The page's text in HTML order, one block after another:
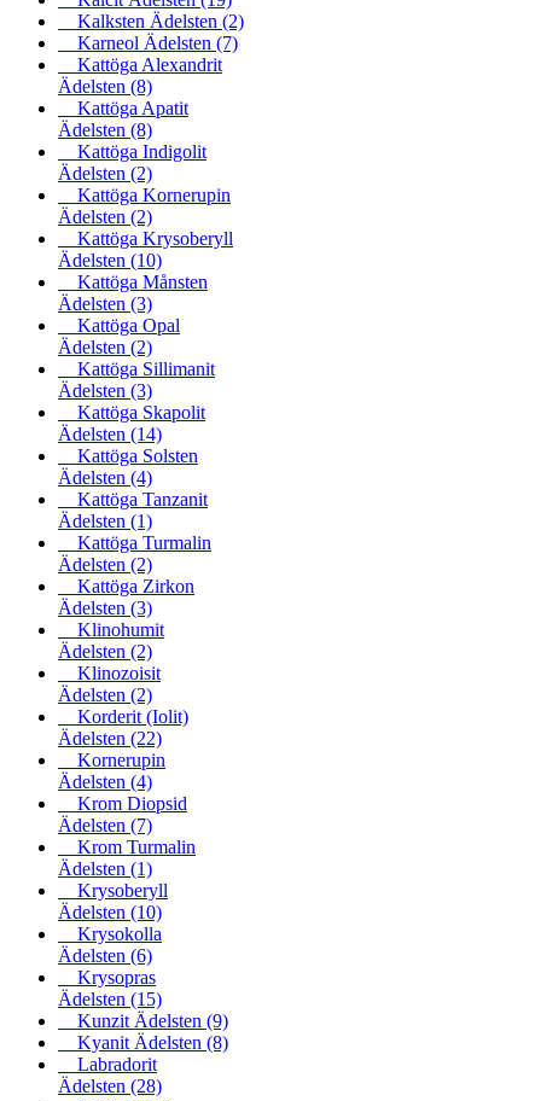
Kalksten Ädelsten (2)
Karneol Ädelsten (7)
Kattöga Alexandrit
Ädelsten (8)
Kattöga Apatit
Ädelsten (8)
Kattöga Indigolit
Ädelsten (2)
Kattöga Kornerupin
Ädelsten (2)
Kattöga Krysoberyll
Ädelsten (10)
Kattöga Månsten
Ädelsten (3)
Kattöga Opal
Ädelsten (2)
Kattöga Sillimanit
Ädelsten (3)
Kattöga Skapolit
Ädelsten (14)
Kattöga Solsten
Ädelsten (4)
Kattöga Tanzanit
Ädelsten (1)
Kattöga Turmalin
Ädelsten (2)
Kattöga Zirkon
Ädelsten (3)
Klinohumit
Ädelsten (2)
Klinozoisit
Ädelsten (2)
Korderit (Iolit)
Ädelsten (22)
Kornerupin
Ädelsten (4)
Krom Diopsid
Ädelsten (7)
Krom Turmalin
Ädelsten (1)
Krysoberyll
Ädelsten (10)
Krysokolla
Ädelsten (6)
Krysopras
Ädelsten (15)
Kunzit Ädelsten (9)
Kyanit Ädelsten (8)
Labradorit
Ädelsten (28)